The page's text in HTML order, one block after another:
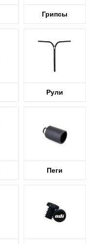
Грипсы
Рули
Пеги